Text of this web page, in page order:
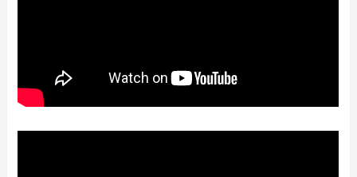
【2024年最新】なか卯のテイクアウト全
メニュー！お持ち帰りの予約・注文方法